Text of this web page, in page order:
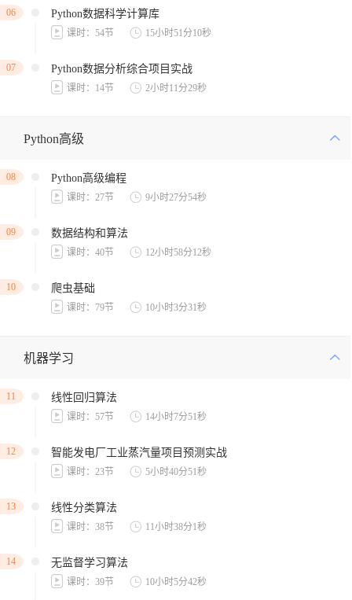
06 Python数据科学计算库
课时：54节 15小时51分10秒
07 Python数据分析综合项目实战
课时：14节 2小时11分29秒
Python高级
08 Python高级编程
课时：27节 9小时27分54秒
09 数据结构和算法
课时：40节 12小时58分12秒
10 爬虫基础
课时：79节 10小时3分31秒
机器学习
11 线性回归算法
课时：57节 14小时7分51秒
12 智能发电厂工业蒸汽量项目预测实战
课时：23节 5小时40分51秒
13 线性分类算法
课时：38节 11小时38分1秒
14 无监督学习算法
课时：39节 10小时5分42秒